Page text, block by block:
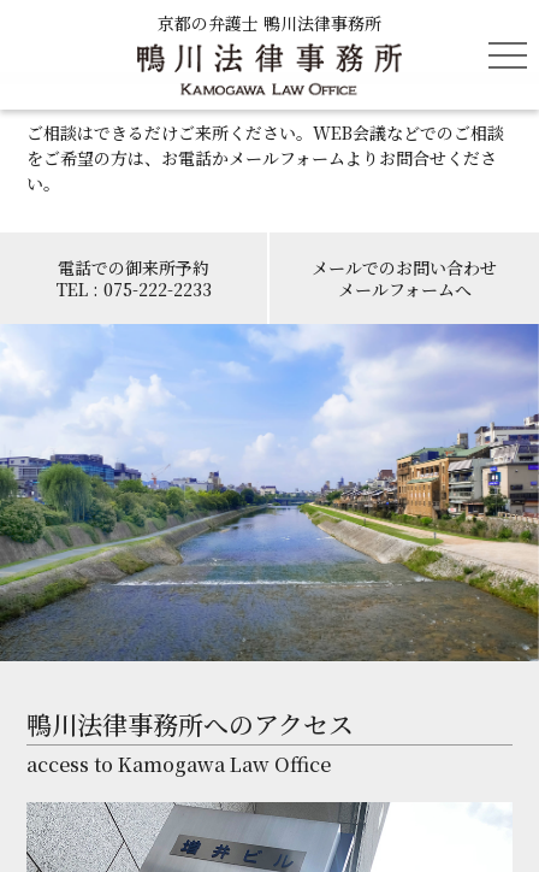
京都の弁護士 鴨川法律事務所
ご相談はできるだけご来所ください。WEB会議などでのご相談
をご希望の方は、お電話かメールフォームよりお問合せくださ
い。
電話での御来所予約
TEL : 075-222-2233
メールでのお問い合わせ
メールフォームへ
鴨川法律事務所へのアクセス
access to Kamogawa Law Office